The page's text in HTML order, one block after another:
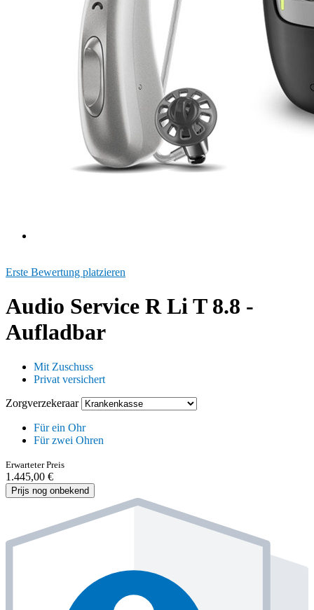
Erste Bewertung platzieren
Audio Service R Li T 8.8 -
Aufladbar
Mit Zuschuss
Privat versichert
Zorgverzekeraar
Für ein Ohr
Für zwei Ohren
Erwarteter Preis
1.445,00 €
Prijs nog onbekend